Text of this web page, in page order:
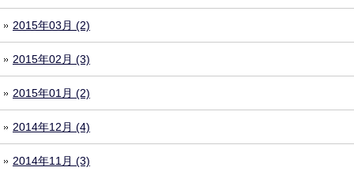
2015年03月 (2)
2015年02月 (3)
2015年01月 (2)
2014年12月 (4)
2014年11月 (3)